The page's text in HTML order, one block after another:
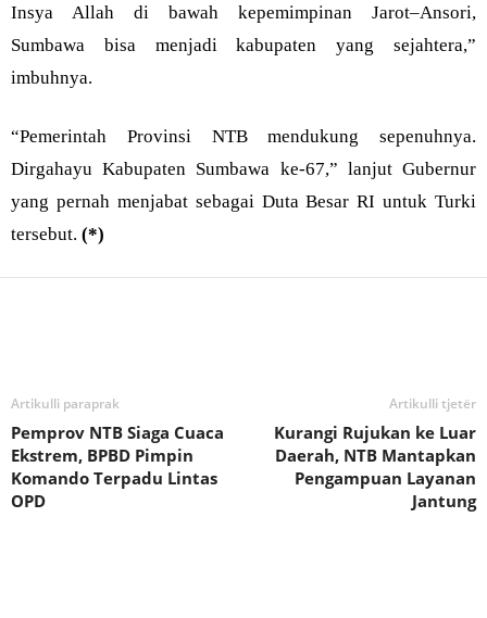
Insya Allah di bawah kepemimpinan Jarot–Ansori,
Sumbawa bisa menjadi kabupaten yang sejahtera,”
imbuhnya.
“Pemerintah Provinsi NTB mendukung sepenuhnya.
Dirgahayu Kabupaten Sumbawa ke-67,” lanjut Gubernur
yang pernah menjabat sebagai Duta Besar RI untuk Turki
tersebut. (*)
Artikulli paraprak
Pemprov NTB Siaga Cuaca
Ekstrem, BPBD Pimpin
Komando Terpadu Lintas
OPD
Artikulli tjetër
Kurangi Rujukan ke Luar
Daerah, NTB Mantapkan
Pengampuan Layanan
Jantung